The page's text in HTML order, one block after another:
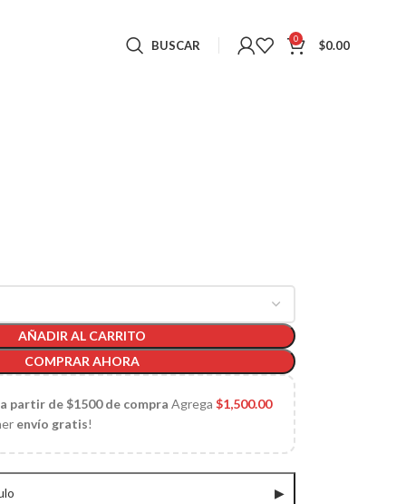
BUSCAR 0 $0.00
AÑADIR AL CARRITO
COMPRAR AHORA
partir de $1500 de compra Agrega$1,500.00
envío gratis!
▶